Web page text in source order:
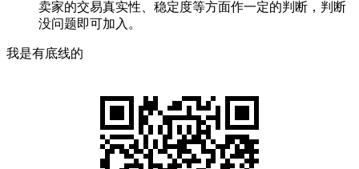
卖家的交易真实性、稳定度等方面作一定的判断，判断
没问题即可加入。
我是有底线的